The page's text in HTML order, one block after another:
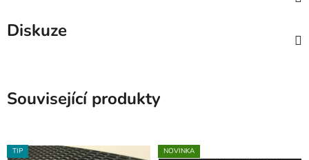
Diskuze
Související produkty
TIP NOVINKA